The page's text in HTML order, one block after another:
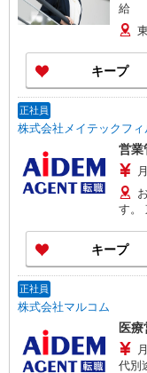
給
キープ
正社員
株式会社メイテックフィ
営業
す。
める
キープ
正社員
株式会社マルコム
医療
代別